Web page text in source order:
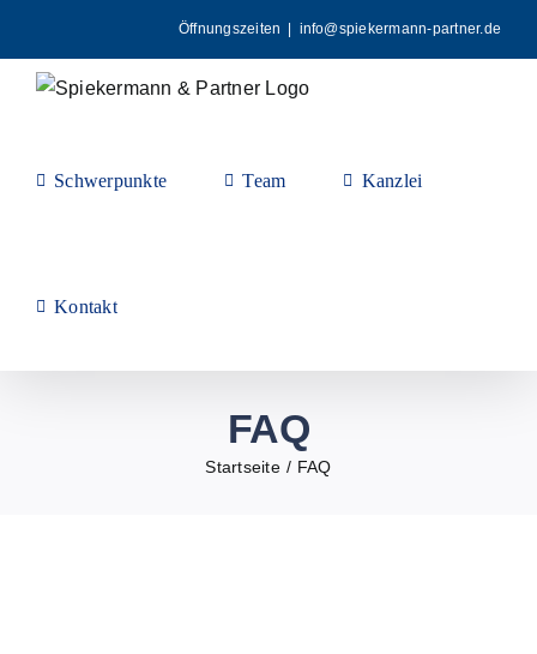
springen
Öffnungszeiten info@spiekermann-partner.de
Schwerpunkte Team Kanzlei
Kontakt
FAQ
Startseite FAQ